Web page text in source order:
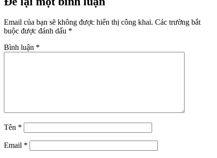
Email của bạn sẽ không được hiển thị công khai. Các trường bắt
buộc được đánh dấu *
Bình luận *
Tên *
Email *